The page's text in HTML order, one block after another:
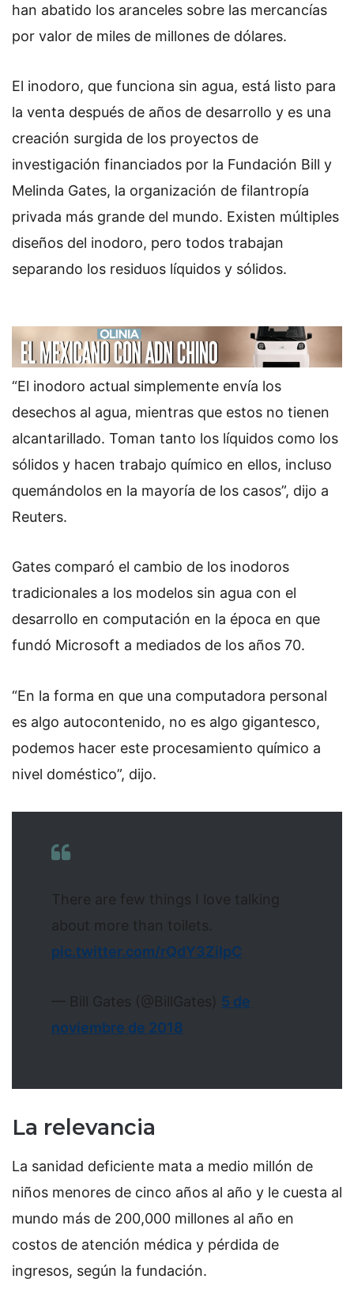
han abatido los aranceles sobre las mercancías
por valor de miles de millones de dólares.
El inodoro, que funciona sin agua, está listo para
la venta después de años de desarrollo y es una
creación surgida de los proyectos de
investigación financiados por la Fundación Bill y
Melinda Gates, la organización de filantropía
privada más grande del mundo. Existen múltiples
diseños del inodoro, pero todos trabajan
separando los residuos líquidos y sólidos.
“El inodoro actual simplemente envía los
desechos al agua, mientras que estos no tienen
alcantarillado. Toman tanto los líquidos como los
sólidos y hacen trabajo químico en ellos, incluso
quemándolos en la mayoría de los casos”, dijo a
Reuters.
Gates comparó el cambio de los inodoros
tradicionales a los modelos sin agua con el
desarrollo en computación en la época en que
fundó Microsoft a mediados de los años 70.
“En la forma en que una computadora personal
es algo autocontenido, no es algo gigantesco,
podemos hacer este procesamiento químico a
nivel doméstico”, dijo.
There are few things I love talking
about more than toilets.
pic.twitter.com/rQdY3ZiIpC
— Bill Gates (@BillGates) 5 de
noviembre de 2018
La relevancia
La sanidad deficiente mata a medio millón de
niños menores de cinco años al año y le cuesta al
mundo más de 200,000 millones al año en
costos de atención médica y pérdida de
ingresos, según la fundación.